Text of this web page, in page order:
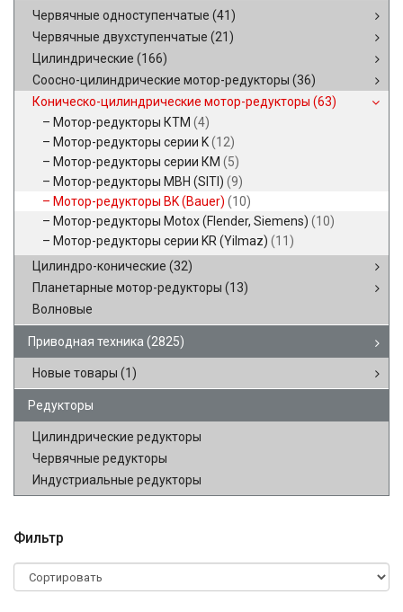
Червячные одноступенчатые (41)
Червячные двухступенчатые (21)
Цилиндрические (166)
Соосно-цилиндрические мотор-редукторы (36)
Коническо-цилиндрические мотор-редукторы (63)
Мотор-редукторы КТМ (4)
Мотор-редукторы серии K(12)
Мотор-редукторы серии КМ (5)
Мотор-редукторы MBH (SITI) (9)
Мотор-редукторы BK (Bauer) (10)
Мотор-редукторы Motox (Flender, Siemens) (10)
Мотор-редукторы серии KR (Yilmaz) (11)
Цилиндро-конические (32)
Планетарные мотор-редукторы (13)
Волновые
Приводная техника (2825)
Новые товары (1)
Редукторы
Цилиндрические редукторы
Червячные редукторы
Индустриальные редукторы
Фильтр